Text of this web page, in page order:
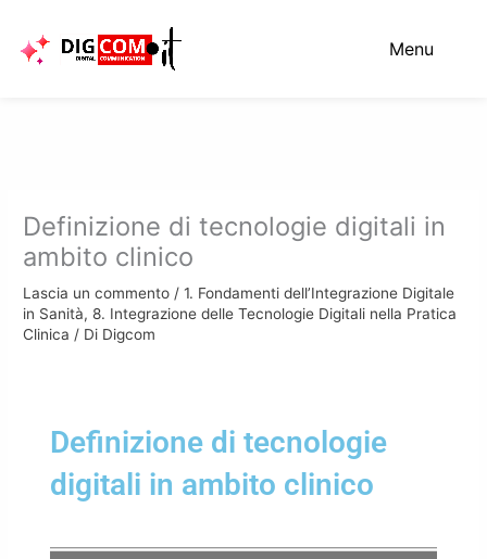
contenuto
Menu
Definizione di tecnologie digitali in
ambito clinico
Lascia un commento /1. Fondamenti dell’Integrazione Digitale
in Sanità, 8. Integrazione delle Tecnologie Digitali nella Pratica
Clinica / Di Digcom
Definizione di tecnologie
digitali in ambito clinico